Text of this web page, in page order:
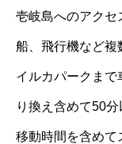
壱岐島へのアクセ
船、飛行機など複
イルカパークま
り換え含めて50
移動時間を含めて